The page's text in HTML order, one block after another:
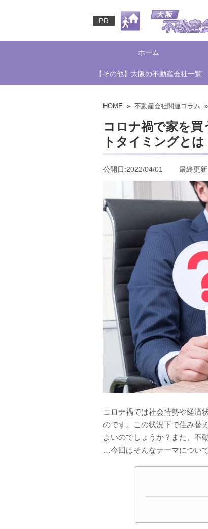
PR
ホーム
【その他】大阪の不動産会社一覧
HOME » 不動産会社関連コラム
コロナ禍で家を
トタイミングとは
公開日:2022/04/01 最終更新
コロナ禍では社会情勢や経済
のです。この状況下で住み替
よいのでしょうか？また、不
…今回はそんなテーマについ